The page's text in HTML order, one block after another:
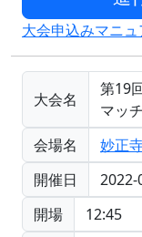
大会申込みマニ
大会名
第19
マッ
会場名
妙正
開催日
2022-
開場
12:45